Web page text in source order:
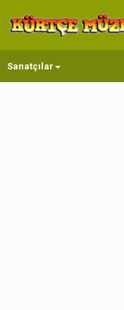
Sanatçılar